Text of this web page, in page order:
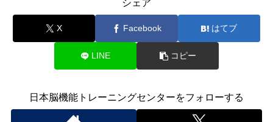
シェア
X Facebook はてブ
LINE コピー
日本脳機能トレーニングセンターをフォローする